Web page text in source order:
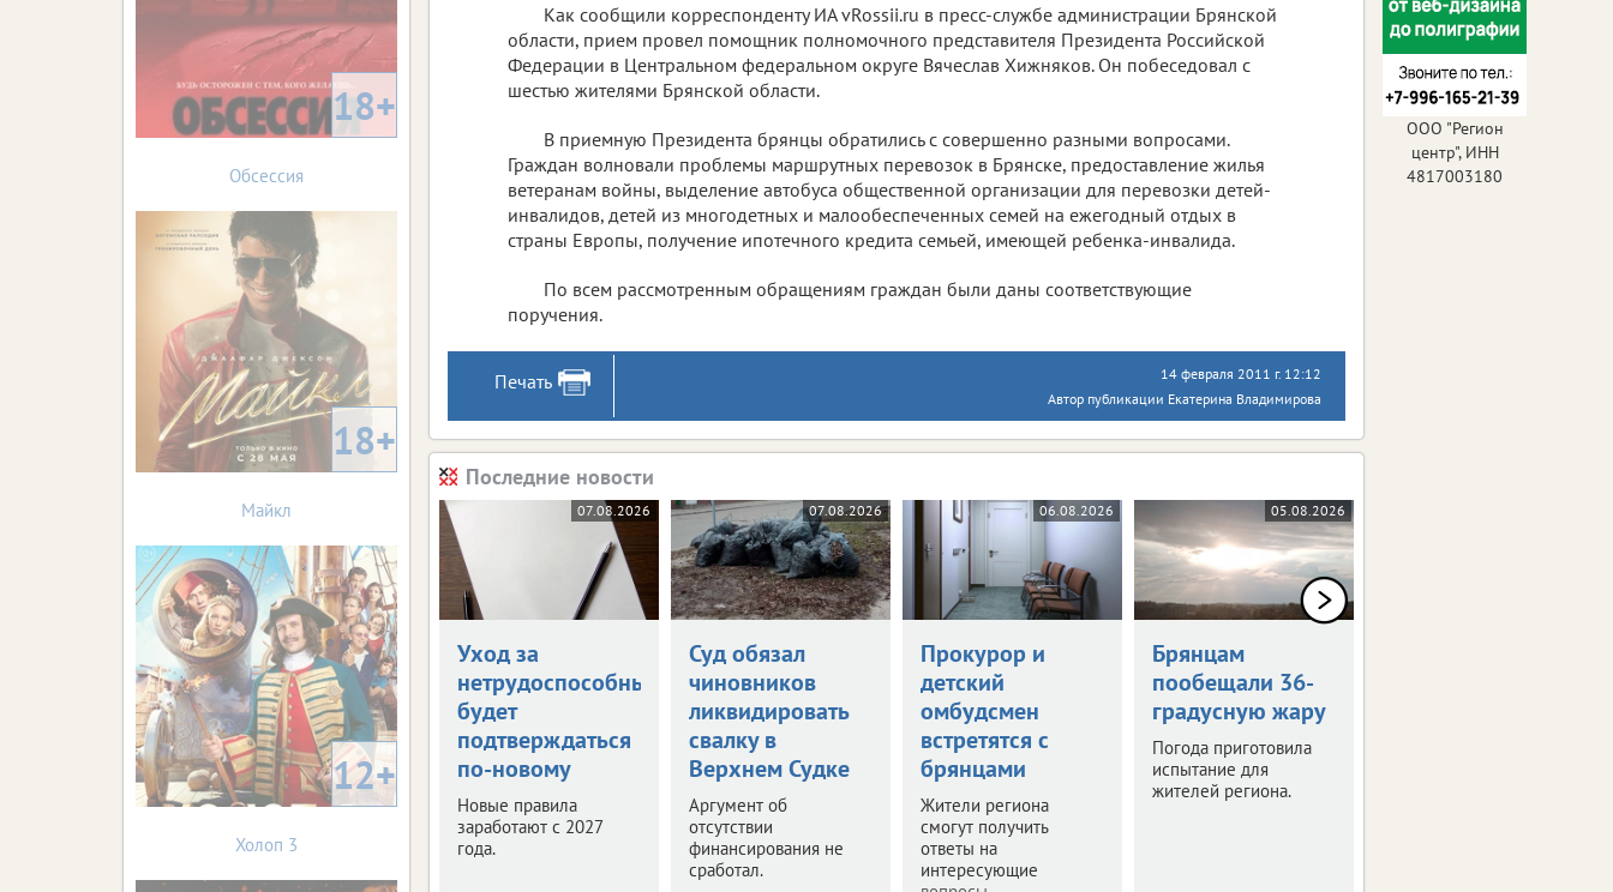
Как сообщили корреспонденту ИА vRossii.ru в пресс-службе администрации Брянской
области, прием провел помощник полномочного представителя Президента Российской
Федерации в Центральном федеральном округе Вячеслав Хижняков. Он побеседовал с
шестью жителями Брянской области.
В приемную Президента брянцы обратились с совершенно разными вопросами.
Граждан волновали проблемы маршрутных перевозок в Брянске, предоставление жилья
ветеранам войны, выделение автобуса общественной организации для перевозки детей-
инвалидов, детей из многодетных и малообеспеченных семей на ежегодный отдых в
страны Европы, получение ипотечного кредита семьей, имеющей ребенка-инвалида.
По всем рассмотренным обращениям граждан были даны соответствующие
поручения.
Печать
14 февраля 2011 г. 12:12
Автор публикации Екатерина Владимирова
Последние новости
07.08.2026
Уход за
нетрудоспособными
будет
подтверждаться
по-новому
Новые правила
заработают с 2027
года.
07.08.2026
Суд обязал
чиновников
ликвидировать
свалку в
Верхнем Судке
Аргумент об
отсутствии
финансирования не
сработал.
06.08.2026
Прокурор и
детский
омбудсмен
встретятся с
брянцами
Жители региона
смогут получить
ответы на
интересующие
05.08.2026
Брянцам
пообещали 36-
градусную жару
Погода приготовила
испытание для
жителей региона.
18+
Обсессия
18+
Майкл
12+
Холоп 3
ООО "Регион
центр", ИНН
4817003180